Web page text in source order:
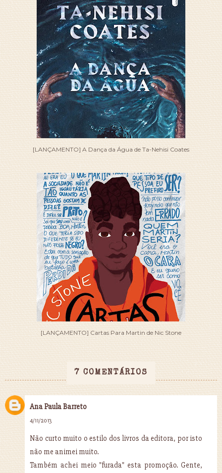
[LANÇAMENTO] A Dança da Água de Ta-Nehisi Coates
[LANÇAMENTO] Cartas Para Martin de Nic Stone
7 COMENTÁRIOS
Ana Paula Barreto
4/11/2013
Não curto muito o estilo dos livros da editora, por isto
não me animei muito.
Também achei meio "furada" esta promoção. Gente,